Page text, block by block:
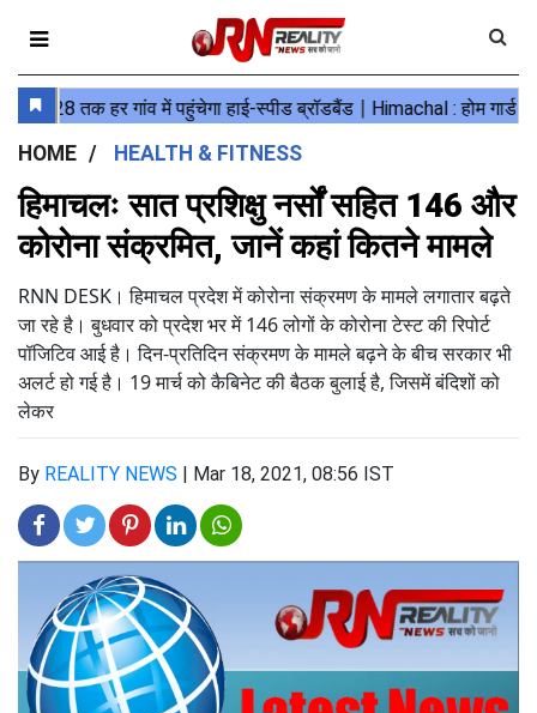
HOME HEALTH & FITNESS
हिमाचलः सात प्रशिक्षु नर्सों सहित 146 और
कोरोना संक्रमित, जानें कहां कितने मामले
RNN DESK। हिमाचल प्रदेश में कोरोना संक्रमण के मामले लगातार बढ़ते
जा रहे है। बुधवार को प्रदेश भर में 146 लोगों के कोरोना टेस्ट की रिपोर्ट
पॉजिटिव आई है। दिन-प्रतिदिन संक्रमण के मामले बढ़ने के बीच सरकार भी
अलर्ट हो गई है। 19 मार्च को कैबिनेट की बैठक बुलाई है, जिसमें बंदिशों को
लेकर
By REALITY NEWS | Mar 18, 2021, 08:56 IST